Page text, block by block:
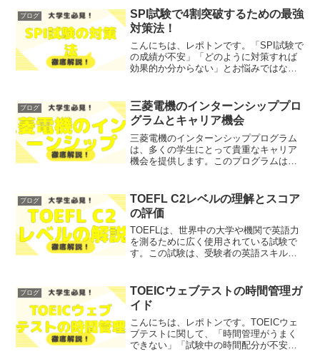
フスタイルに寄り添うアイテムを提供し
ています。近年、ファッ...
ブログ
SPI試験で4割突破するための最強
対策法！
こんにちは、レポトンです。「SPI試験で
の成績が不安」「どのように対策すれば
効果的か分からない」とお悩みではない
します！レポトンこの記事は次のような
人におすすめ！S...
ブログ
三菱電機のインターンシッププロ
グラムとキャリア機会
三菱電機のインターンシッププログラム
は、多くの学生にとって貴重なキャリア
機会を提供します。このプログラムは、
ャリア選択に役立つスキルを身につける
ことを目的としています。...
ブログ
TOEFL C2レベルの理解とスコア
の評価
TOEFLは、世界中の大学や機関で英語力
を測るために広く使用されている試験で
す。この試験は、受験者の英語スキルを
受験者が「自分のTOEFLスコアはC1また
はC2に相...
ブログ
TOEICウェブテストの時間管理ガ
イド
こんにちは、レポトンです。TOEICウェ
ブテストに関して、「時間管理がうまく
できない」「試験中の時間配分が不安」